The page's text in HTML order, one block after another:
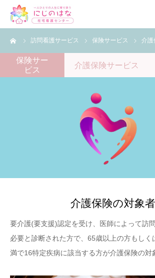
訪問看護サービス 保険サービス 介護
保険サー
ビス
介護保険サービス
介護保険の対象者
要介護(要支援)認定を受け、医師によって訪
必要と診断された方で、65歳以上の方もしく
満で16特定疾病に該当する方が介護保険の対
トップ
事業所紹介